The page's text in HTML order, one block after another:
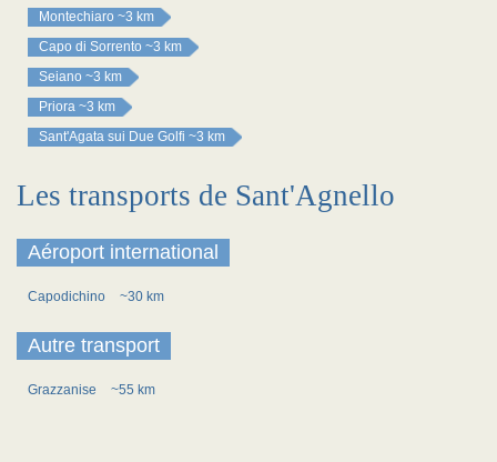
Montechiaro ~3 km
Capo di Sorrento ~3 km
Seiano ~3 km
Priora ~3 km
Sant'Agata sui Due Golfi ~3 km
Les transports de Sant'Agnello
Aéroport international
Capodichino ~30 km
Autre transport
Grazzanise ~55 km